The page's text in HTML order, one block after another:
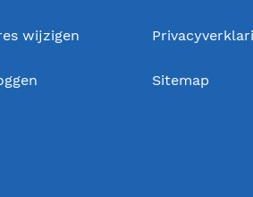
wijzigen
Sitemap